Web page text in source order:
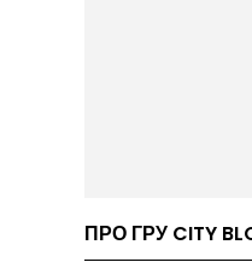
ПРО ГРУ CITY